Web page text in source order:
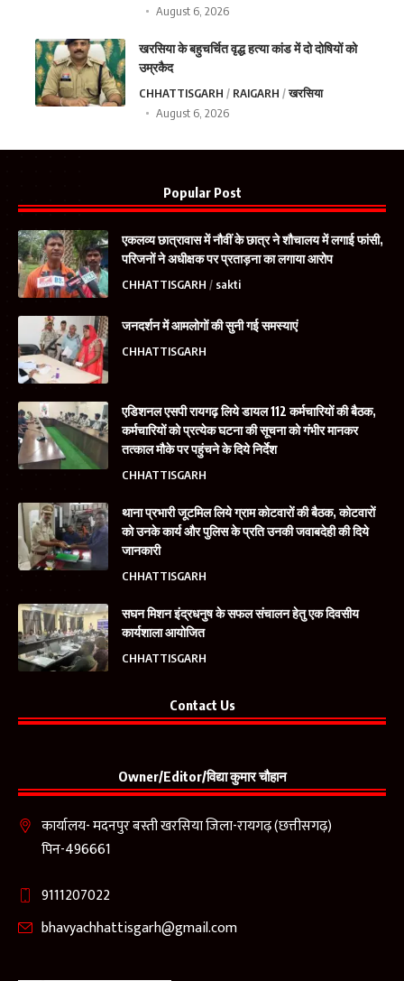
August 6, 2026
खरसिया के बहुचर्चित वृद्ध हत्या कांड में दो दोषियों को
उम्रकैद
CHHATTISGARH RAIGARH
खरसिया
August 6, 2026
Popular Post
एकलव्य छात्रावास में नौवीं के छात्र ने शौचालय में लगाई फांसी,
परिजनों ने अधीक्षक पर प्रताड़ना का लगाया आरोप
CHHATTISGARH sakti
जनदर्शन में आमलोगों की सुनी गई समस्याएं
CHHATTISGARH
एडिशनल एसपी रायगढ़ लिये डायल 112 कर्मचारियों की बैठक,
कर्मचारियों को प्रत्येक घटना की सूचना को गंभीर मानकर
तत्काल मौके पर पहुंचने के दिये निर्देश
CHHATTISGARH
थाना प्रभारी जूटमिल लिये ग्राम कोटवारों की बैठक, कोटवारों
को उनके कार्य और पुलिस के प्रति उनकी जवाबदेही की दिये
जानकारी
CHHATTISGARH
सघन मिशन इंद्रधनुष के सफल संचालन हेतु एक दिवसीय
कार्यशाला आयोजित
CHHATTISGARH
Contact Us
Owner/Editor/विद्या कुमार चौहान
कार्यालय- मदनपुर बस्ती खरसिया जिला-रायगढ़ (छत्तीसगढ़)
पिन-496661
9111207022
bhavyachhattisgarh@gmail.com